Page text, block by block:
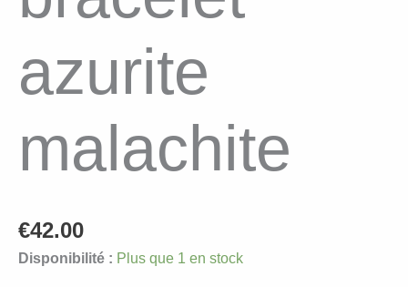
azurite
malachite
€42.00
Disponibilité : Plus que 1 en stock